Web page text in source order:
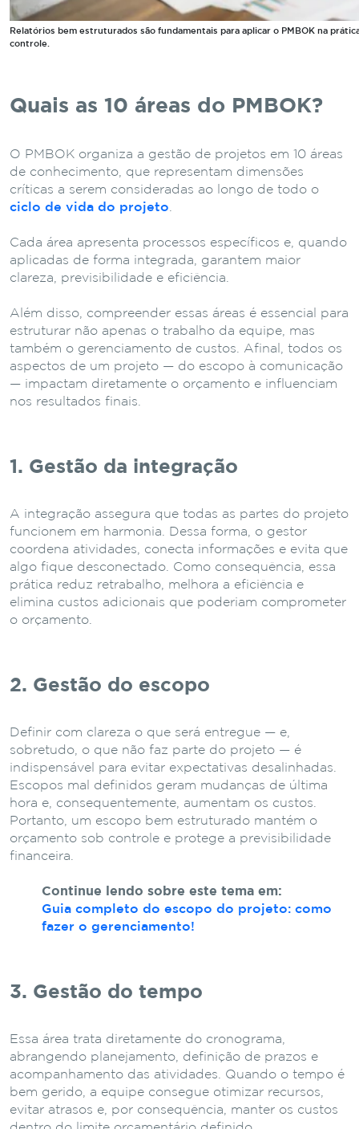
Relatórios bem estruturados são fundamentais para aplicar o PMBOK na
controle.
Quais as 10 áreas do PMBOK?
O PMBOK organiza a gestão de projetos em 10 áreas
de conhecimento, que representam dimensões
críticas a serem consideradas ao longo de todo o
ciclo de vida do projeto
Cada área apresenta processos específicos e, quando
aplicadas de forma integrada, garantem maior
clareza, previsibilidade e eficiência.
Além disso, compreender essas áreas é essencial para
estruturar não apenas o trabalho da equipe, mas
também o gerenciamento de custos. Afinal, todos os
aspectos de um projeto — do escopo à comunicação
— impactam diretamente o orçamento e influenciam
nos resultados finais.
1. Gestão da integração
A integração assegura que todas as partes do projeto
funcionem em harmonia. Dessa forma, o gestor
coordena atividades, conecta informações e evita que
algo fique desconectado. Como consequência, essa
prática reduz retrabalho, melhora a eficiência e
elimina custos adicionais que poderiam comprometer
o orçamento.
2. Gestão do escopo
Definir com clareza o que será entregue — e,
sobretudo, o que não faz parte do projeto — é
indispensável para evitar expectativas desalinhadas.
Escopos mal definidos geram mudanças de última
hora e, consequentemente, aumentam os custos.
Portanto, um escopo bem estruturado mantém o
orçamento sob controle e protege a previsibilidade
financeira.
Continue lendo sobre este tema em:
Guia completo do escopo do projeto: como
fazer o gerenciamento!
3. Gestão do tempo
Essa área trata diretamente do cronograma,
abrangendo planejamento, definição de prazos e
acompanhamento das atividades. Quando o tempo é
bem gerido, a equipe consegue otimizar recursos,
evitar atrasos e, por consequência, manter os custos